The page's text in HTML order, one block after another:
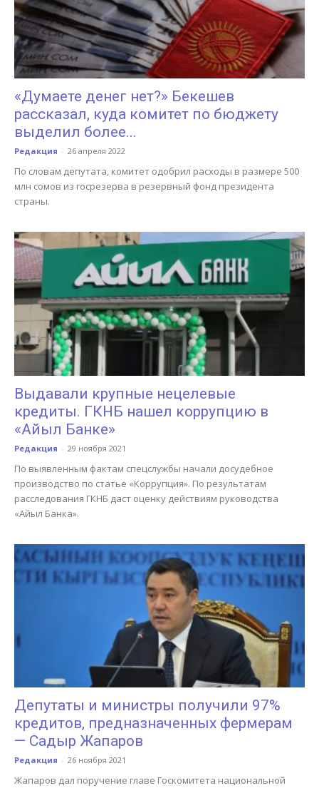
«Думаете денег нет?» Бекешев
рассказал, куда комитет по бюджету
выделил более...
Редакция - 26 апреля 2022
По словам депутата, комитет одобрил расходы в размере 500
млн сомов из госрезерва в резервный фонд президента
страны.
Выдавали крупные нецелевые
кредиты. ГКНБ нашел коррупцию в
«Айыл Банке»
Редакция - 29 ноября 2021
По выявленным фактам спецслужбы начали досудебное
производство по статье «Коррупция». По результатам
расследования ГКНБ даст оценку действиям руководства
«Айыл Банка».
Депутаты и министры получили 97%
кредитов, предназначенных фермерам
— Садыр Жапаров
Редакция - 26 ноября 2021
Жапаров дал поручение главе Госкомитета национальной